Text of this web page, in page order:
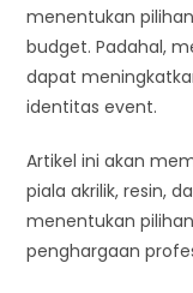
menentukan
budget. Padahal,
dapat
identitas event.
Artikel ini akan
piala akrilik, resin,
menentukan
penghargaan